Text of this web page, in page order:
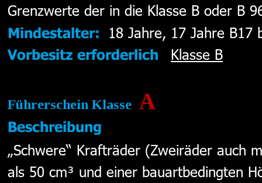
Führerschein Klasse A
Beschreibung
„Schwere“ Krafträder (Zweiräder auch
als 50 cm³ und einer bauartbedingten
Grenzwerte der in die Klasse B oder B
Mindestalter: 18 Jahre, 17 Jahre
Vorbesitz erforderlich Klasse B